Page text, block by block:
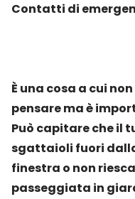
Contatti di
È una cosa a cui
pensare ma è
Può capitare che il
sgattaioli fuori
finestra o non
passeggiata in